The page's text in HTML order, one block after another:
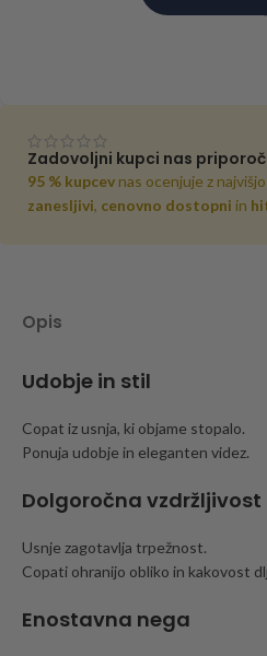
Zadovoljni kupci nas
95 % kupcev nas ocenjuje z
zanesljivi, cenovno dostopni in
Opis
Udobje in stil
Copat iz usnja, ki objame stopalo.
Ponuja udobje in eleganten videz.
Dolgoročna vzdržljivost
Usnje zagotavlja trpežnost.
Copati ohranijo obliko in kakovost
Enostavna nega